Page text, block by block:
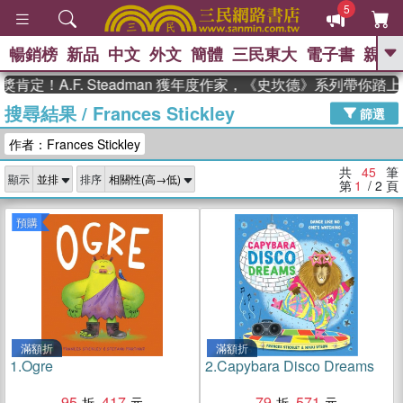
5
GO
熱搜： 東野圭吾 高希均教授回憶錄
、 The Odyssey 、 父親節 、 如果歷
獎 臺灣漫遊錄 、 方念華 、 台灣的李
登輝時代
數學女孩：黎曼猜想 、
偉大的迷走神經
暢銷榜 新品 中文 外文 簡體 三民東大 電子書 親子
Steadman 獲年度作家，《史坎德》系列帶你踏上熱血奇
搜尋結果/ Frances Stickley
篩選
作者：Frances Stickley
顯示 排序 共 45 筆
第 1 / 2 頁
預購
滿額折
1.Ogre
滿額折
2.Capybara Disco Dreams